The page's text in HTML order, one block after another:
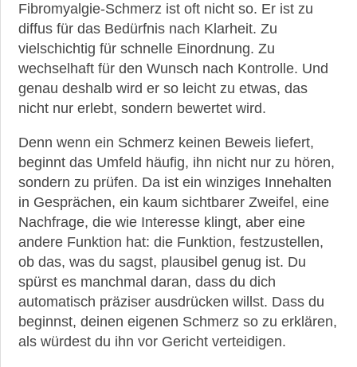
Fibromyalgie-Schmerz ist oft nicht so. Er ist zu
diffus für das Bedürfnis nach Klarheit. Zu
vielschichtig für schnelle Einordnung. Zu
wechselhaft für den Wunsch nach Kontrolle. Und
genau deshalb wird er so leicht zu etwas, das
nicht nur erlebt, sondern bewertet wird.
Denn wenn ein Schmerz keinen Beweis liefert,
beginnt das Umfeld häufig, ihn nicht nur zu hören,
sondern zu prüfen. Da ist ein winziges Innehalten
in Gesprächen, ein kaum sichtbarer Zweifel, eine
Nachfrage, die wie Interesse klingt, aber eine
andere Funktion hat: die Funktion, festzustellen,
ob das, was du sagst, plausibel genug ist. Du
spürst es manchmal daran, dass du dich
automatisch präziser ausdrücken willst. Dass du
beginnst, deinen eigenen Schmerz so zu erklären,
als würdest du ihn vor Gericht verteidigen.